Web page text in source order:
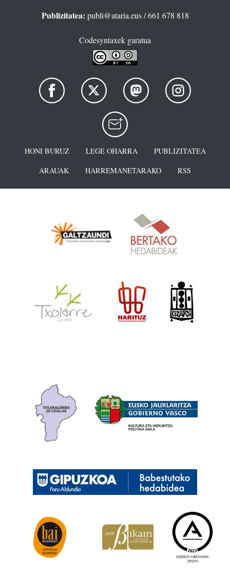
Publizitatea: publi@ataria.eus/ 661 678 818
Codesyntaxek garatua
HONI BURUZ LEGE OHARRA
PUBLIZITATEA
ARAUAK
HARREMANETARAKO RSS